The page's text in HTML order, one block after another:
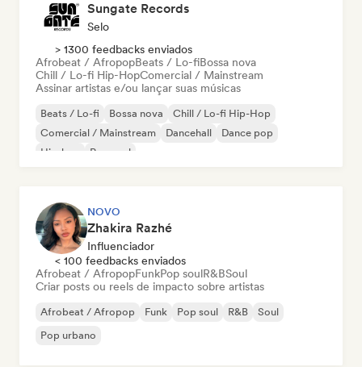
Sungate Records
Selo
> 1300 feedbacks enviados
Afrobeat / AfropopBeats / Lo-fiBossa nova
Chill / Lo-fi Hip-HopComercial / Mainstream
Assinar artistas e/ou lançar suas músicas
Beats / Lo-fi Bossa nova
Chill / Lo-fi Hip-Hop
Comercial / Mainstream
Dancehall
Dance pop
Hip-hop
Pop soul
NOVO
Zhakira Razhé
Influenciador
< 100 feedbacks enviados
Afrobeat / AfropopFunkPop soulR&BSoul
Criar posts ou reels de impacto sobre artistas
Afrobeat / Afropop Funk Pop soul R&B
Soul
Pop urbano